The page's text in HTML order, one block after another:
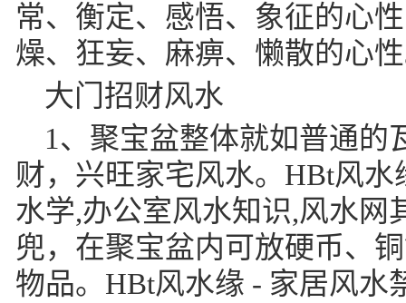
常、衡定、感悟、象征的心
燥、狂妄、麻痹、懒散的心
大门招财风水
1、聚宝盆整体就如普通的
财，兴旺家宅风水。HBt风
水学,办公室风水知识,风水网
兜，在聚宝盆内可放硬币、
物品。HBt风水缘 - 家居风水